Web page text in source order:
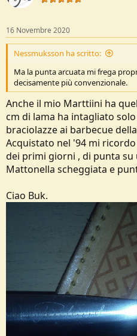
16 Novembre 2020
Nessmuksson ha scritto:
Ma la punta arcuata mi frega
decisamente più convenzionale.
Anche il mio Marttiini ha
cm di lama ha intagliato
braciolazze ai barbecue
Acquistato nel '94 mi
dei primi giorni , di punta su
Mattonella scheggiata e
Ciao Buk.